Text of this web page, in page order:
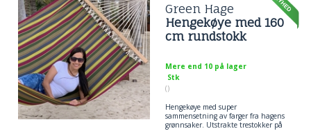
Green Hage
Hengekøye med 160
cm rundstokk
Mere end 10 på lager
Stk
()
Hengekøye med super
sammensetning av farger fra hagens
grønnsaker. Utstrakte trestokker på